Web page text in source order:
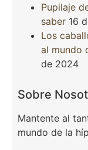
Pupilaje
saber 16
Los
al mundo
de 2024
Sobre
Mantente al
mundo de la